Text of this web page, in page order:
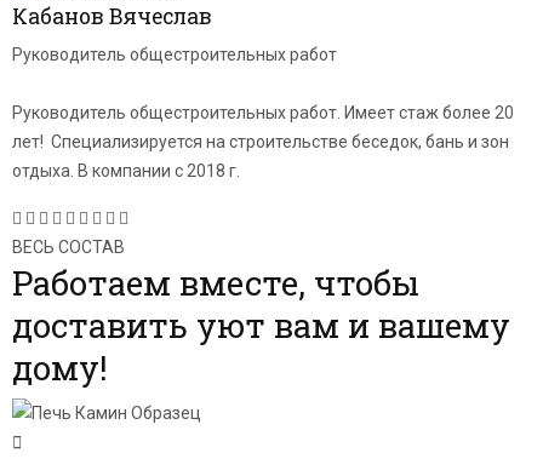
Кабанов Вячеслав
Руководитель общестроительных работ
Руководитель общестроительных работ. Имеет стаж более 20
лет! Специализируется на строительстве беседок, бань и зон
отдыха. В компании с 2018 г.
ВЕСЬ СОСТАВ
Работаем вместе, чтобы
доставить уют вам и вашему
дому!